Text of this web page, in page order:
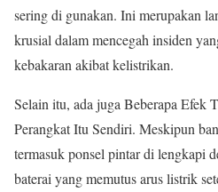
sering di gunakan. Ini merupakan
krusial dalam mencegah insiden
kebakaran akibat kelistrikan.
Selain itu, ada juga Beberapa Efek
Perangkat Itu Sendiri. Meskipun
termasuk ponsel pintar di lengkapi
baterai yang memutus arus listrik